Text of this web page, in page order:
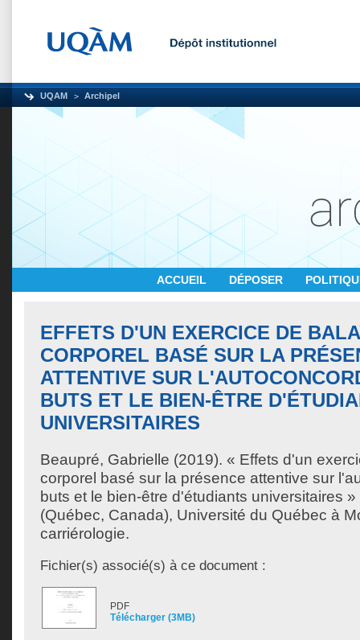
UQAM Archipel
ACCUEIL DÉPOSER
EFFETS D'UN EXERCICE DE
CORPOREL BASÉ SUR LA
ATTENTIVE SUR
BUTS ET LE BIEN-ÊTRE
UNIVERSITAIRES
Beaupré, Gabrielle (2019). « Effets d'un
corporel basé sur la présence attentive sur
buts et le bien-être d'étudiants universitaires
(Québec, Canada), Université du Québec à
carriérologie.
Fichier(s) associé(s) à ce document :
PDF
Télécharger (3MB)